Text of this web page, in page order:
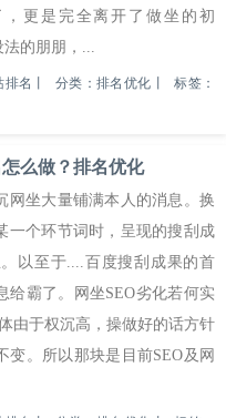
更是完全离开了做坐的初
的朋朋，...
排名 分类：排名优化
标签：
么做？排名优化
坐大量铺满本人的消息。换
一个环节词时，呈现的搜刮成
以至于....百度搜刮成果的首
给霸了。网坐SEO劣化若何实
由于权沉高，操做好的话方针
。所以那块是目前SEO及网